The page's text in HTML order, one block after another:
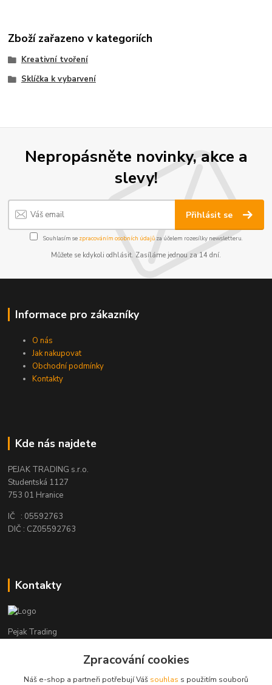
Zboží zařazeno v kategoriích
Kreativní tvoření
Sklíčka k vybarvení
Nepropásněte novinky, akce a
slevy!
Přihlásit se
Souhlasím se zpracováním osobních údajůza účelem rozesílky newsletteru.
Můžete se kdykoli odhlásit. Zasíláme jednou za 14 dní.
Informace pro zákazníky
O nás
Jak nakupovat
Obchodní podmínky
Kontakty
Kde nás najdete
PEJAK TRADING s.r.o.
Studentská 1127
753 01 Hranice
IČ : 05592763
DIČ : CZ05592763
Kontakty
Pejak Trading
+ 420 724 280 132
(Po-Pá, 8-16 hod.)
Zpracování cookies
Náš e-shop a partneři potřebují Váš souhlas s použitím souborů